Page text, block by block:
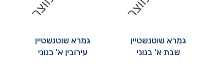
גמרא שוטנשטיין
שבת א' בנוני
גמרא שוטנשטיין
עירובין א' בנוני